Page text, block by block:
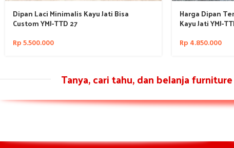
Dipan Laci Minimalis Kayu Jati Bisa
Custom YMJ-TTD 27
Rp5.500.000
Harga Dipan
Kayu Jati YMJ-
Rp 4.850.000
Tanya, cari tahu, dan belanja